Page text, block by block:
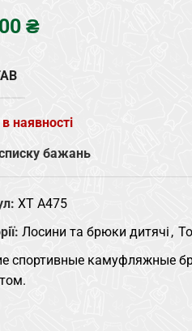
₴
наявності
бажань
XT A475
Лосини та брюки дитячі ,
спортивные камуфляжные